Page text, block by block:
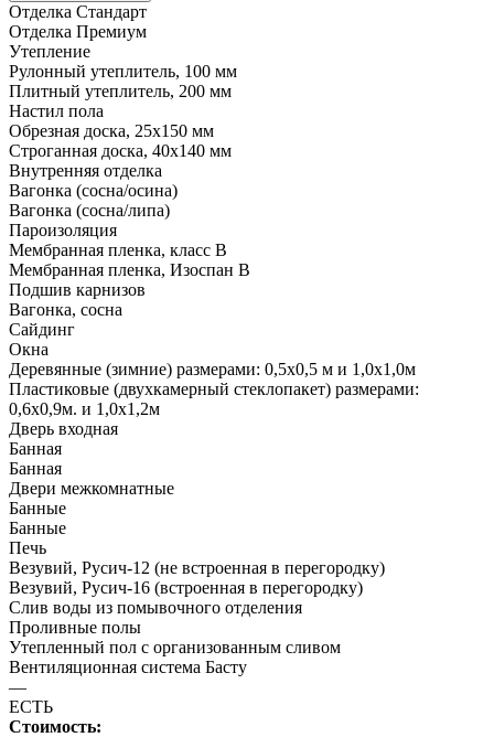
Отделка Стандарт
Отделка Премиум
Утепление
Рулонный утеплитель, 100 мм
Плитный утеплитель, 200 мм
Настил пола
Обрезная доска, 25х150 мм
Строганная доска, 40х140 мм
Внутренняя отделка
Вагонка (сосна/осина)
Вагонка (сосна/липа)
Пароизоляция
Мембранная пленка, класс В
Мембранная пленка, Изоспан В
Подшив карнизов
Вагонка, сосна
Сайдинг
Окна
Деревянные (зимние) размерами: 0,5х0,5 м и 1,0х1,0м
Пластиковые (двухкамерный стеклопакет) размерами:
0,6х0,9м. и 1,0х1,2м
Дверь входная
Банная
Банная
Двери межкомнатные
Банные
Банные
Печь
Везувий, Русич-12 (не встроенная в перегородку)
Везувий, Русич-16 (встроенная в перегородку)
Слив воды из помывочного отделения
Проливные полы
Утепленный пол с организованным сливом
Вентиляционная система Басту
—
ЕСТЬ
Стоимость: